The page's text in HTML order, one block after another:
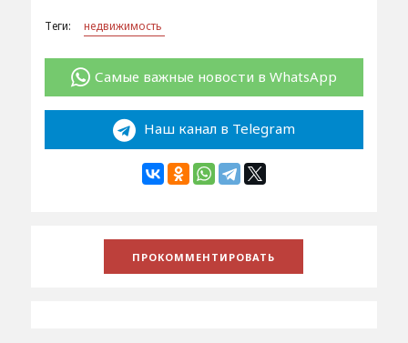
Теги: недвижимость
Самые важные новости в WhatsApp
Наш канал в Telegram